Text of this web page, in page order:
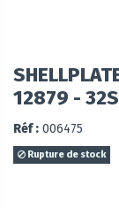
12879 -
Réf : 006475
Rupture de stock